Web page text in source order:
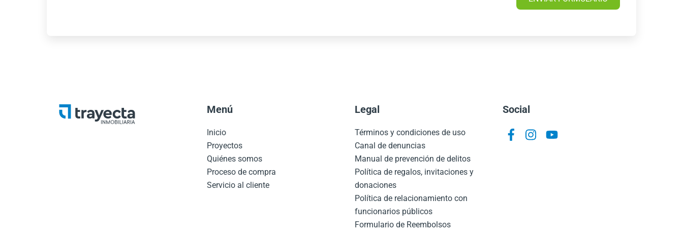
Menú
Inicio
Proyectos
Quiénes somos
Proceso de compra
Servicio al cliente
Legal
Términos y condiciones de uso
Canal de denuncias
Manual de prevención de delitos
Política de regalos, invitaciones y
donaciones
Política de relacionamiento con
funcionarios públicos
Formulario de Reembolsos
Social
Icon
Icon
Icon